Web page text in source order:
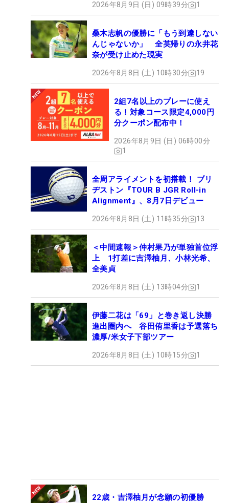
2026年8月9日 (日) 09時39分 1
桑木志帆の優勝に「もう到達しない
んじゃないか」 全英帰りの永井花
奈が受け止めた現実
2026年8月8日 (土) 10時30分 19
2組7名以上のプレーに使え
る！対象コース限定4,000円
分クーポン配布中！
2026年8月9日 (日) 06時00分
1
全周アライメントを初搭載！ ブリ
ヂストン『TOUR B JGR Roll-in
Alignment』、8月7日デビュー
2026年8月8日 (土) 11時35分 13
＜中間速報＞仲村果乃が単独首位浮
上 1打差に吉澤柚月、小林光希、
全美貞
2026年8月8日 (土) 13時04分 1
伊藤二花は「69」と巻き返し決勝
進出圏内へ 谷田侑里香は予選落ち
濃厚/米女子下部ツアー
2026年8月8日 (土) 10時15分 1
22歳・吉澤柚月が念願の初優勝